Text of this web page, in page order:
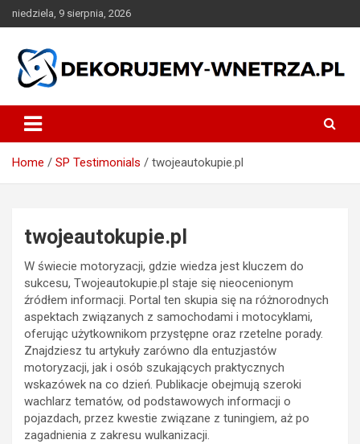
Skip
to
niedziela, 9 sierpnia, 2026
dekorujemy-wnetrza.pl
Home SP Testimonials twojeautokupie.pl
twojeautokupie.pl
W świecie motoryzacji, gdzie wiedza jest kluczem do
sukcesu, Twojeautokupie.pl staje się nieocenionym
źródłem informacji. Portal ten skupia się na różnorodnych
aspektach związanych z samochodami i motocyklami,
oferując użytkownikom przystępne oraz rzetelne porady.
Znajdziesz tu artykuły zarówno dla entuzjastów
motoryzacji, jak i osób szukających praktycznych
wskazówek na co dzień. Publikacje obejmują szeroki
wachlarz tematów, od podstawowych informacji o
pojazdach, przez kwestie związane z tuningiem, aż po
zagadnienia z zakresu wulkanizacji.